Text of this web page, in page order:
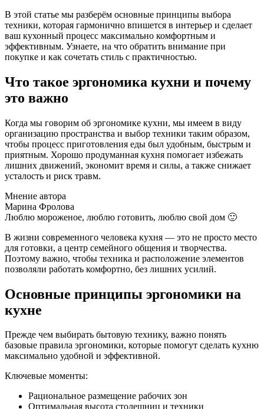
В этой статье мы разберём основные принципы выбора
техники, которая гармонично впишется в интерьер и сделает
ваш кухонный процесс максимально комфортным и
эффективным. Узнаете, на что обратить внимание при
покупке и как сочетать стиль с практичностью.
Что такое эргономика кухни и почему
это важно
Когда мы говорим об эргономике кухни, мы имеем в виду
организацию пространства и выбор техники таким образом,
чтобы процесс приготовления еды был удобным, быстрым и
приятным. Хорошо продуманная кухня помогает избежать
лишних движений, экономит время и силы, а также снижает
усталость и риск травм.
Мнение автора
Марина Фролова
Люблю мороженое, люблю готовить, люблю свой дом 🙂
В жизни современного человека кухня — это не просто место
для готовки, а центр семейного общения и творчества.
Поэтому важно, чтобы техника и расположение элементов
позволяли работать комфортно, без лишних усилий.
Основные принципы эргономики на
кухне
Прежде чем выбирать бытовую технику, важно понять
базовые правила эргономики, которые помогут сделать кухню
максимально удобной и эффективной.
Ключевые моменты:
Рациональное размещение рабочих зон
Оптимальная высота столешниц и техники